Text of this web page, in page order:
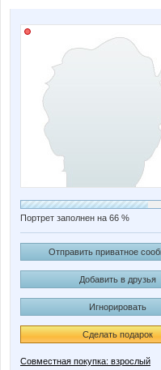
Портрет заполнен на 66 %
Отправить приватное
Добавить в друзья
Игнорировать
Сделать подарок
Совместная покупка: взрослый